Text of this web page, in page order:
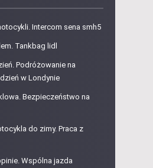
Intercom sena smh5
Tankbag lidl
Podróżowanie na
w Londynie
Bezpieczeństwo na
do zimy. Praca z
Wspólna jazda